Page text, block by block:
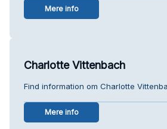
Mere info
Charlotte Vittenbach
Find information om Charlotte
Mere info